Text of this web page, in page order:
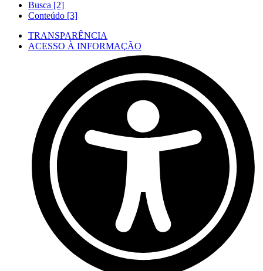
Busca [2]
Conteúdo [3]
TRANSPARÊNCIA
ACESSO À INFORMAÇÃO